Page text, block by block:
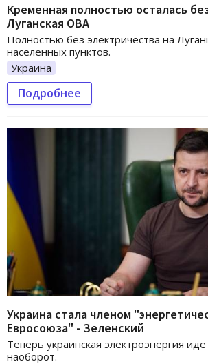
Кременная полностью осталась
Луганская ОВА
Полностью без электричества на
населенных пунктов.
Украина
Подробнее
Украина стала членом
Евросоюза" - Зеленский
Теперь украинская электроэнергия
наоборот.